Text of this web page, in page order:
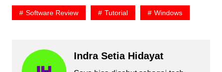
Software Review Tutorial Windows
Indra Setia Hidayat